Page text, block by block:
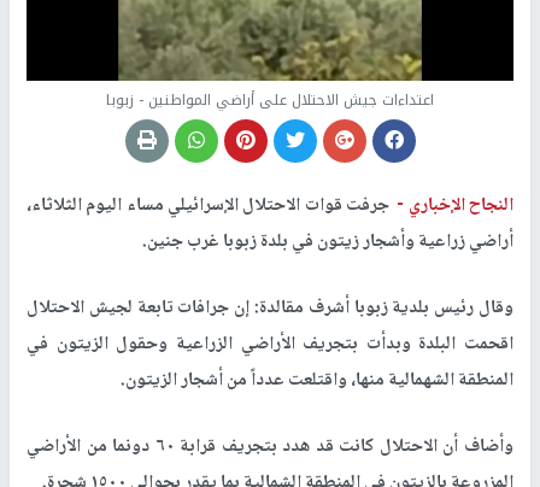
اعتداءات جيش الاحتلال على أراضي المواطنين - زبوبا
النجاح الإخباري - جرفت قوات الاحتلال الإسرائيلي مساء اليوم الثلاثاء،
أراضي زراعية وأشجار زيتون في بلدة زبوبا غرب جنين.
وقال رئيس بلدية زبوبا أشرف مقالدة: إن جرافات تابعة لجيش الاحتلال
اقحمت البلدة وبدأت بتجريف الأراضي الزراعية وحقول الزيتون في
المنطقة الشهمالية منها، واقتلعت عدداً من أشجار الزيتون.
وأضاف أن الاحتلال كانت قد هدد بتجريف قرابة ٦٠ دونما من الأراضي